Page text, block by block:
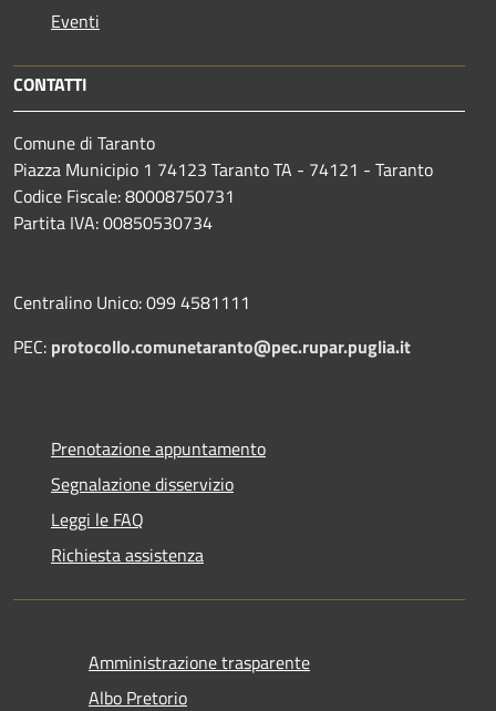
Eventi
CONTATTI
Comune di Taranto
Piazza Municipio 1 74123 Taranto TA - 74121 - Taranto
Codice Fiscale: 80008750731
Partita IVA: 00850530734
Centralino Unico: 099 4581111
PEC: protocollo.comunetaranto@pec.rupar.puglia.it
Prenotazione appuntamento
Segnalazione disservizio
Leggi le FAQ
Richiesta assistenza
Amministrazione trasparente
Albo Pretorio